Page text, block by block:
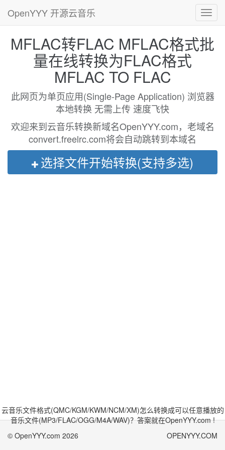
OpenYYY 开源云音乐
MFLAC转FLAC MFLAC格式批
量在线转换为FLAC格式
MFLAC TO FLAC
此网页为单页应用(Single-Page Application) 浏览器
本地转换 无需上传 速度飞快
欢迎来到云音乐转换新域名OpenYYY.com，老域名
convert.freelrc.com将会自动跳转到本域名
选择文件开始转换(支持多选)
云音乐文件格式(QMC/KGM/KWM/NCM/XM)怎么转换成可以任意播放的
音乐文件(MP3/FLAC/OGG/M4A/WAV)？答案就在OpenYYY.com !
© OpenYYY.com 2026
OPENYYY.COM